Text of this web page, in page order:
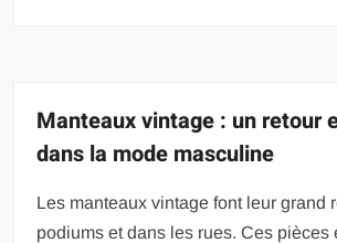
Manteaux vintage : un retour
dans la mode masculine
Les manteaux vintage font leur grand
podiums et dans les rues. Ces pièces